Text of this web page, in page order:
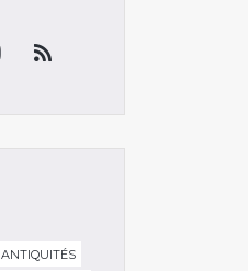
ANTIQUITÉS